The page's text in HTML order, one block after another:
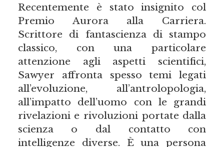
Recentemente è stato insignito col
Premio Aurora alla Carriera.
Scrittore di fantascienza di stampo
classico, con una particolare
attenzione agli aspetti scientifici,
Sawyer affronta spesso temi legati
all’evoluzione, all’antrolopologia,
all’impatto dell’uomo con le grandi
rivelazioni e rivoluzioni portate dalla
scienza o dal contatto con
intelligenze diverse. È una persona